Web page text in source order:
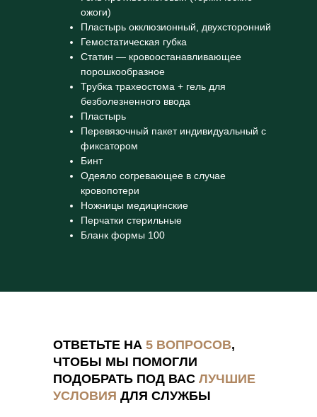
ожоги)
Пластырь окклюзионный, двухсторонний
Гемостатическая губка
Статин — кровоостанавливающее
порошкообразное
Трубка трахеостома + гель для
безболезненного ввода
Пластырь
Перевязочный пакет индивидуальный с
фиксатором
Бинт
Одеяло согревающее в случае
кровопотери
Ножницы медицинские
Перчатки стерильные
Бланк формы 100
ОТВЕТЬТЕ НА 5 ВОПРОСОВ,
ЧТОБЫ МЫ ПОМОГЛИ
ПОДОБРАТЬ ПОД ВАС ЛУЧШИЕ
УСЛОВИЯ ДЛЯ СЛУЖБЫ